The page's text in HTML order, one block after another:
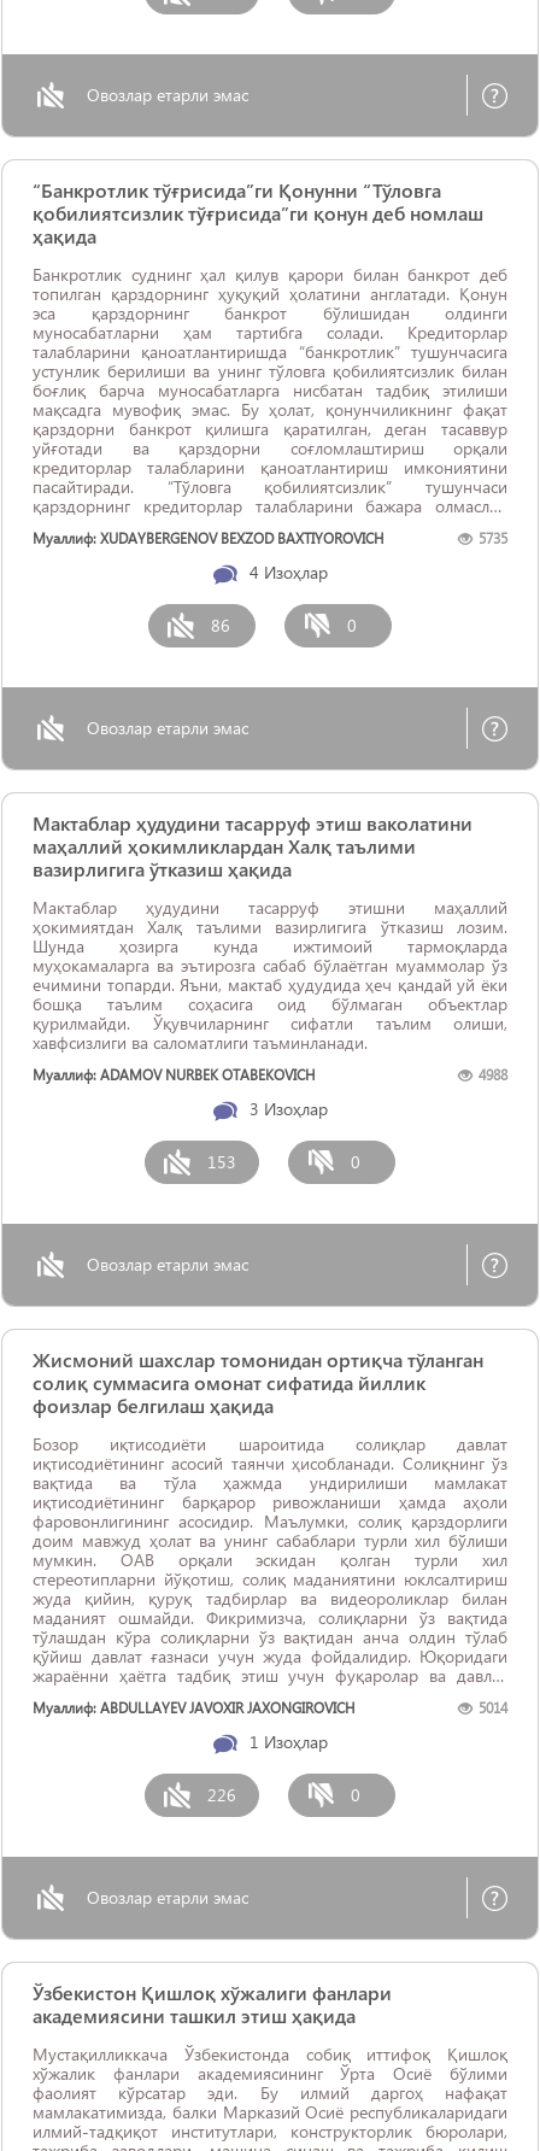
Овозлар етарли эмас
“Банкротлик тўғрисида”ги Қонунни “Тўловга
қобилиятсизлик тўғрисида”ги қонун деб номлаш
ҳақида
Банкротлик суднинг ҳал қилув қарори билан банкрот деб
топилган қарздорнинг ҳуқуқий ҳолатини англатади. Қонун
эса қарздорнинг банкрот бўлишидан олдинги
муносабатларни ҳам тартибга солади. Кредиторлар
талабларини қаноатлантиришда “банкротлик” тушунчасига
устунлик берилиши ва унинг тўловга қобилиятсизлик билан
боғлиқ барча муносабатларга нисбатан тадбиқ этилиши
мақсадга мувофиқ эмас. Бу ҳолат, қонунчиликнинг фақат
қарздорни банкрот қилишга қаратилган, деган тасаввур
уйғотади ва қарздорни соғломлаштириш орқали
кредиторлар талабларини қаноатлантириш имкониятини
пасайтиради. “Тўловга қобилиятсизлик” тушунчаси
қарздорнинг кредиторлар талабларини бажара олмаслик
қўзғатилишидан олдин пайдо бўлади ва бу ҳолат қарздор
Муаллиф: XUDAYBERGENOV BEXZOD BAXTIYOROVICH 5735
4 Изоҳлар
86 0
Овозлар етарли эмас
Мактаблар ҳудудини тасарруф этиш ваколатини
маҳаллий ҳокимликлардан Халқ таълими
вазирлигига ўтказиш ҳақида
Мактаблар ҳудудини тасарруф этишни маҳаллий
ҳокимиятдан Халқ таълими вазирлигига ўтказиш лозим.
Шунда ҳозирга кунда ижтимоий тармоқларда
муҳокамаларга ва эътирозга сабаб бўлаётган муаммолар ўз
ечимини топарди. Яъни, мактаб ҳудудида ҳеч қандай уй ёки
бошқа таълим соҳасига оид бўлмаган объектлар
қурилмайди. Ўқувчиларнинг сифатли таълим олиши,
хавфсизлиги ва саломатлиги таъминланади.
Муаллиф: ADAMOV NURBEK OTABEKOVICH 4988
3 Изоҳлар
153 0
Овозлар етарли эмас
Жисмоний шахслар томонидан ортиқча тўланган
солиқ суммасига омонат сифатида йиллик
фоизлар белгилаш ҳақида
Бозор иқтисодиёти шароитида солиқлар давлат
иқтисодиётининг асосий таянчи ҳисобланади. Солиқнинг ўз
вақтида ва тўла ҳажмда ундирилиши мамлакат
иқтисодиётининг барқарор ривожланиши ҳамда аҳоли
фаровонлигининг асосидир. Маълумки, солиқ қарздорлиги
доим мавжуд ҳолат ва унинг сабаблари турли хил бўлиши
мумкин. ОАВ орқали эскидан қолган турли хил
стереотипларни йўқотиш, солиқ маданиятини юклсалтириш
жуда қийин, қуруқ тадбирлар ва видеороликлар билан
маданият ошмайди. Фикримизча, солиқларни ўз вақтида
тўлашдан кўра солиқларни ўз вақтидан анча олдин тўлаб
қўйиш давлат ғазнаси учун жуда фойдалидир. Юқоридаги
жараённи ҳаётга тадбиқ этиш учун фуқаролар ва давлат
Муаллиф: ABDULLAYEV JAVOXIR JAXONGIROVICH 5014
1 Изоҳлар
226 0
Овозлар етарли эмас
Ўзбекистон Қишлоқ хўжалиги фанлари
академиясини ташкил этиш ҳақида
Мустақилликкача Ўзбекистонда собиқ иттифоқ Қишлоқ
хўжалик фанлари академиясининг Ўрта Осиё бўлими
фаолият кўрсатар эди. Бу илмий даргоҳ нафақат
мамлакатимизда, балки Марказий Осиё республикаларидаги
илмий-тадқиқот институтлари, конструкторлик бюролари,